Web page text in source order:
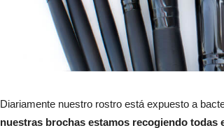
Diariamente nuestro rostro está expuesto a
nuestras brochas estamos recogiendo todas